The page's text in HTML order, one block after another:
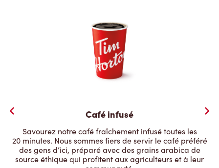
Café infusé
Savourez notre café fraîchement infusé toutes les
20 minutes. Nous sommes fiers de servir le café préféré
des gens d’ici, préparé avec des grains arabica de
source éthique qui profitent aux agriculteurs et à leur